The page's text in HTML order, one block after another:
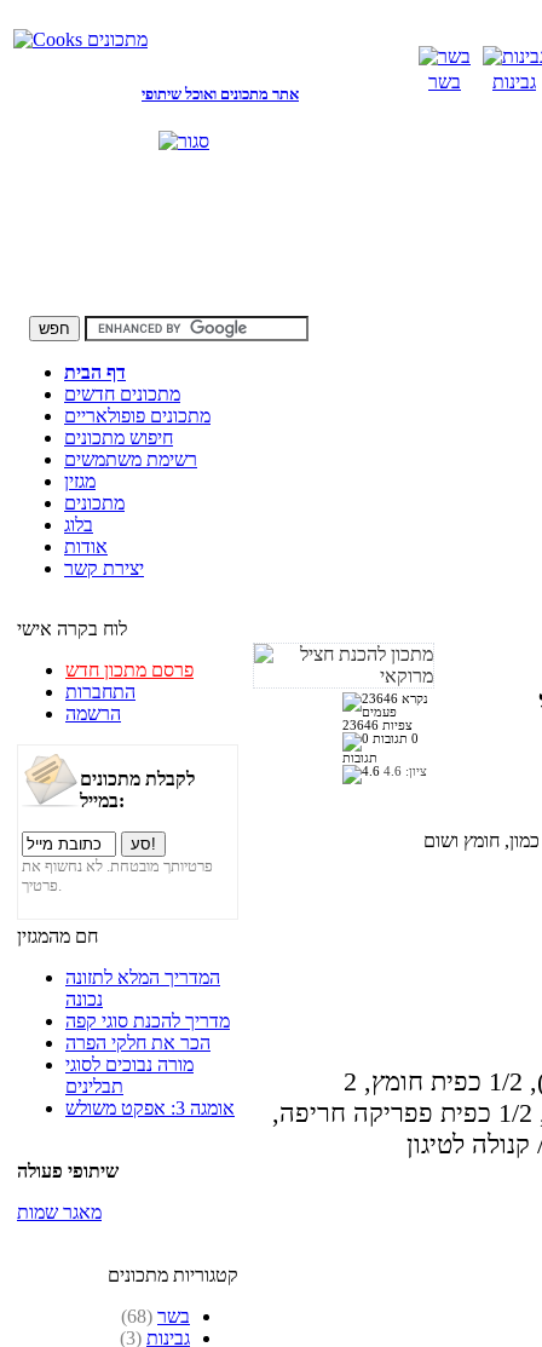
אתר מתכונים ואוכל שיתופי
בשר גבינות
דף הבית
מתכונים חדשים
מתכונים פופולאריים
חיפוש מתכונים
רשימת משתמשים
מגזין
מתכונים
בלוג
אודות
יצירת קשר
לוח בקרה אישי
פרסם מתכון חדש
התחברות
הרשמה
לקבלת מתכונים
במייל:
פרטיותך מובטחת. לא נחשוף את
פרטיך.
חם מהמגזין
המדריך המלא לתזונה
נכונה
מדריך להכנת סוגי קפה
הכר את חלקי הפרה
מורה נבוכים לסוגי
תבלינים
אומגה 3: אפקט משולש
שיתופי פעולה
מאגר שמות
קטגוריות מתכונים
בשר (68)
גבינות (3)
23646 צפיות
0
תגובות
ציון: 4.6
2 חצילים בינוניים, שבבי שום (שום יבש), 1/2 כפית חומץ,
פטרוזיליה טרייה, פלפל שחור גרוס גס, 1/2 כפית פפריקה חריפה,